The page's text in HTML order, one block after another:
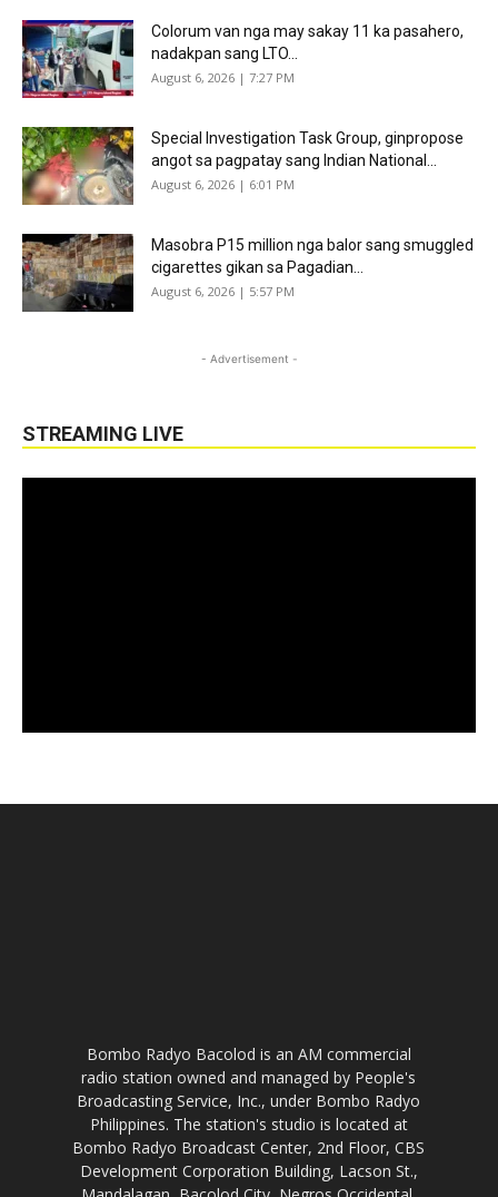
Colorum van nga may sakay 11 ka pasahero,
nadakpan sang LTO...
August 6, 2026 | 7:27 PM
Special Investigation Task Group, ginpropose
angot sa pagpatay sang Indian National...
August 6, 2026 | 6:01 PM
Masobra P15 million nga balor sang smuggled
cigarettes gikan sa Pagadian...
August 6, 2026 | 5:57 PM
- Advertisement -
STREAMING LIVE
Philippines. The station's studio is located at
Bombo Radyo Broadcast Center, 2nd Floor, CBS
Development Corporation Building, Lacson St.,
Mandalagan, Bacolod City, Negros Occidental,
Philippines.